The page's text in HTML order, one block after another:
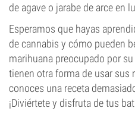
de agave o jarabe de arce en
Esperamos que hayas
de cannabis y cómo pueden
marihuana preocupado por
tienen otra forma de usar sus
conoces una receta
¡Diviértete y disfruta de tus